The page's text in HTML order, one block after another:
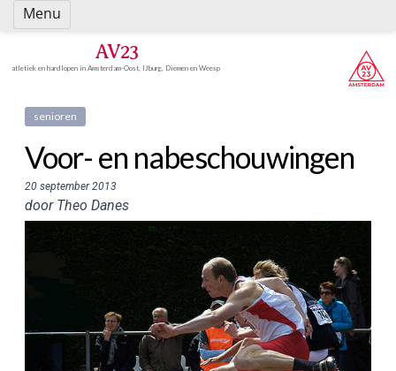
Spring
naar
AV23
atletiek en hardlopen in Amsterdam-Oost, IJburg, Diemen en Weesp
senioren
Voor- en nabeschouwingen
20 september 2013
door Theo Danes
Menu